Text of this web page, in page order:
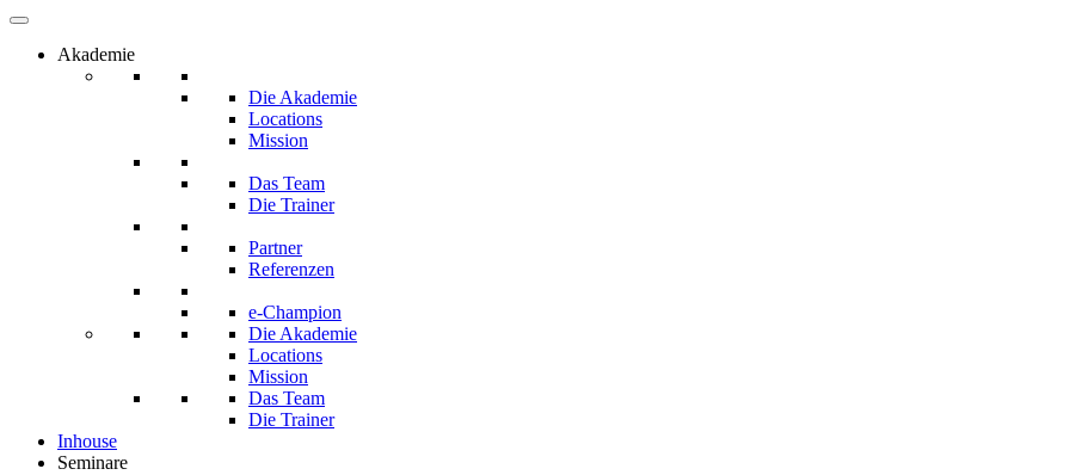
Akademie
Die Akademie
Locations
Mission
Das Team
Die Trainer
Partner
Referenzen
e-Champion
Die Akademie
Locations
Mission
Das Team
Die Trainer
Inhouse
Seminare